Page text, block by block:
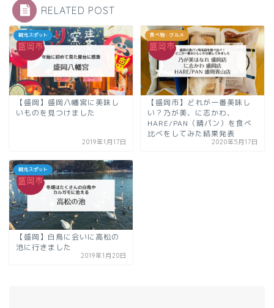
RELATED POST
観光スポット
【盛岡】盛岡八幡宮に美味し
いものを見つけました
2019年1月17日
食べ物・グルメ
【盛岡市】どれが一番美味し
い？乃が美、に志かわ、
HARE/PAN（晴パン）を食べ
比べをしてみた結果発表
2020年5月17日
観光スポット
【盛岡】白鳥に会いに高松の
池に行きました
2019年1月20日